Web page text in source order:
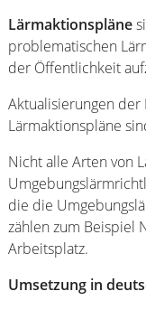
Lärmaktionspläne
problematischen
der Öffentlichkeit
Aktualisierungen
Lärmaktionspläne
Nicht alle Arten von
die die
zählen zum Beispiel
Arbeitsplatz.
Umsetzung in